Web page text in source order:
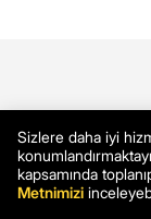
Sizlere daha iyi
kapsamında
Metnimizi